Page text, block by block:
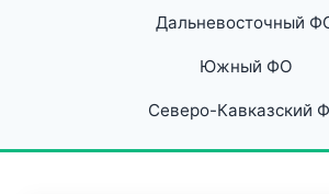
Дальневосточный
Южный ФО
Северо-Кавказский